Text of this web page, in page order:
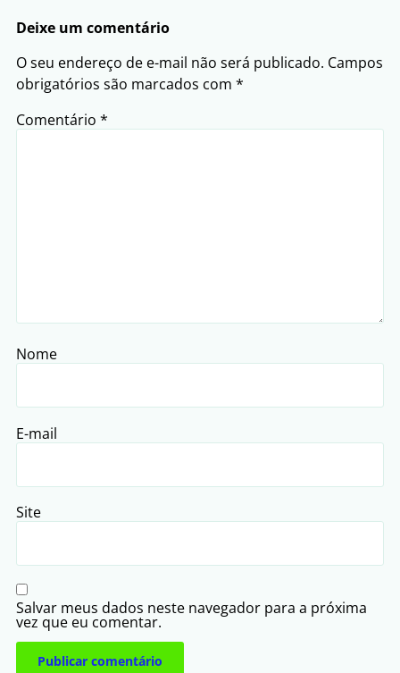
Deixe um comentário
O seu endereço de e-mail não será publicado. Campos
obrigatórios são marcados com *
Comentário *
Nome
E-mail
Site
Salvar meus dados neste navegador para a próxima
vez que eu comentar.